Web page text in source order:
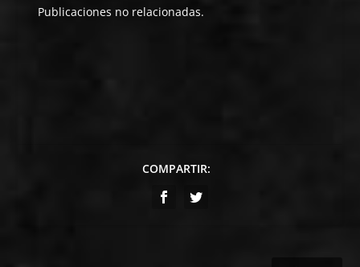
Publicaciones no relacionadas.
COMPARTIR: